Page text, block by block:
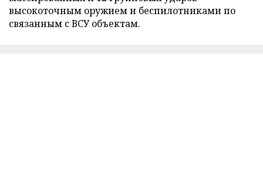
высокоточным оружием и беспилотниками по
связанным с ВСУ объектам.